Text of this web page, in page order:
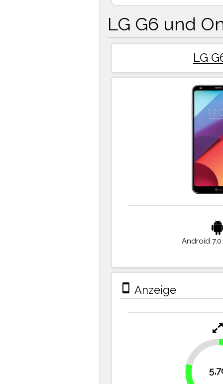
LG G6 und
LG
Android
stay_primary_portrait Anzeige
20.8%